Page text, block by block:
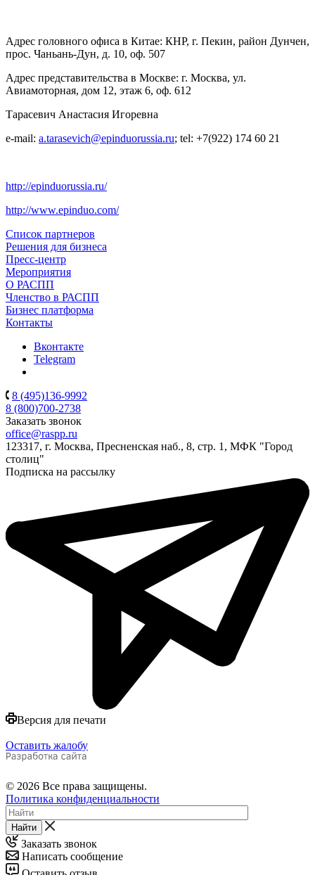
Адрес головного офиса в Китае: КНР, г. Пекин, район Дунчен,
прос. Чаньань-Дун, д. 10, оф. 507
Адрес представительства в Москве: г. Москва, ул.
Авиамоторная, дом 12, этаж 6, оф. 612
Тарасевич Анастасия Игоревна
e-mail: a.tarasevich@epinduorussia.ru; tel: +7(922) 174 60 21
http://epinduorussia.ru/
http://www.epinduo.com/
Список партнеров
Решения для бизнеса
Пресс-центр
Мероприятия
О РАСПП
Членство в РАСПП
Бизнес платформа
Контакты
Вконтакте
Telegram
8 (495)136-9992
8 (800)700-2738
Заказать звонок
office@raspp.ru
123317, г. Москва, Пресненская наб., 8, стр. 1, МФК "Город
столиц"
Подписка на рассылку
Версия для печати
Оставить жалобу
© 2026 Все права защищены.
Политика конфиденциальности
Найти
Заказать звонок
Написать сообщение